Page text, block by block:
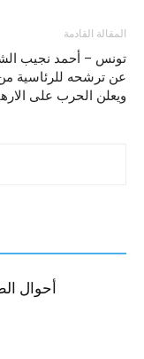
المقالة القادمة
تونس – أحمد نجيب
عن ترشحه للرئاسية
ويعلن الحرب على
أحوال